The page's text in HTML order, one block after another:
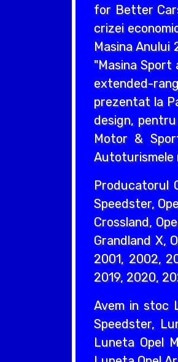
for Better
crizei
Masina
"Masina Sport
extended-
prezentat la
design,
Motor &
Autoturismele
Producatorul
Speedster,
Crossland,
Grandland X,
2001, 2002,
2019, 2020,
Avem in stoc
Speedster,
Luneta Opel